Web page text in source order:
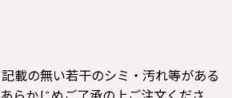
載の無い若干のシミ・汚れ等がある